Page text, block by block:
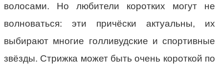
волосами. Но любители коротких могут не
волноваться: эти причёски актуальны, их
выбирают многие голливудские и спортивные
звёзды. Стрижка может быть очень короткой по